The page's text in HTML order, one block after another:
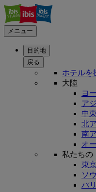
メニュー
目的地
戻る
ホテルを
大陸
ヨ
ア
中東
北
南
オ
私たちの
東
ソ
パ